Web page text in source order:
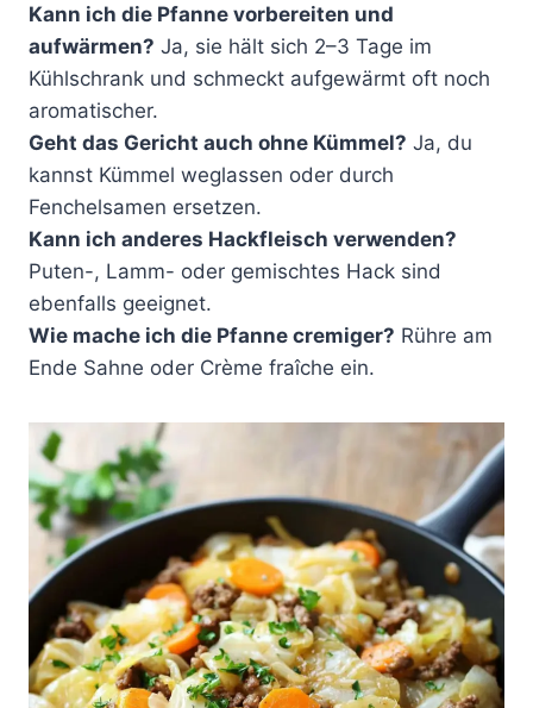
Kann ich die Pfanne vorbereiten und
aufwärmen? Ja, sie hält sich 2–3 Tage im
Kühlschrank und schmeckt aufgewärmt oft noch
aromatischer.
Geht das Gericht auch ohne Kümmel? Ja, du
kannst Kümmel weglassen oder durch
Fenchelsamen ersetzen.
Kann ich anderes Hackfleisch verwenden?
Puten-, Lamm- oder gemischtes Hack sind
ebenfalls geeignet.
Wie mache ich die Pfanne cremiger? Rühre am
Ende Sahne oder Crème fraîche ein.